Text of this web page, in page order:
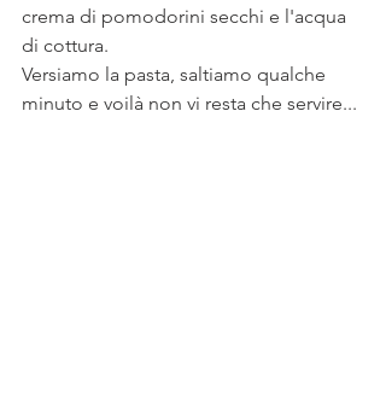
crema di pomodorini secchi e l'acqua
di cottura.
Versiamo la pasta, saltiamo qualche
minuto e voilà non vi resta che servire...